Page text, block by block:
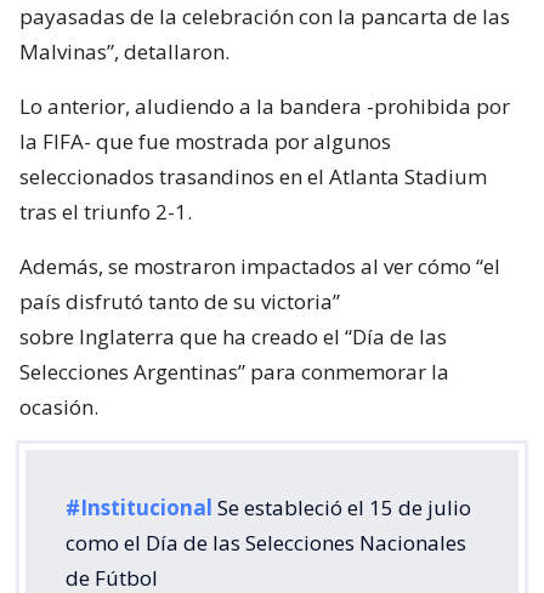
payasadas de la celebración con la pancarta de las
Malvinas”, detallaron.
Lo anterior, aludiendo a la bandera -prohibida por
la FIFA- que fue mostrada por algunos
seleccionados trasandinos en el Atlanta Stadium
tras el triunfo 2-1.
Además, se mostraron impactados al ver cómo “el
país disfrutó tanto de su victoria”
sobre Inglaterra que ha creado el “Día de las
Selecciones Argentinas” para conmemorar la
ocasión.
#Institucional Se estableció el 15 de julio
como el Día de las Selecciones Nacionales
de Fútbol